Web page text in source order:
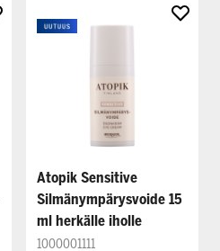
Atopik Sensitive
Silmänympärysvoide 15
ml herkälle iholle
1000001111